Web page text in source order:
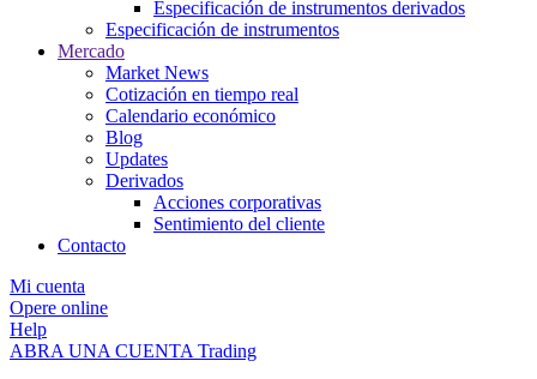
Especificación de instrumentos derivados
Especificación de instrumentos
Mercado
Market News
Cotización en tiempo real
Calendario económico
Blog
Updates
Derivados
Acciones corporativas
Sentimiento del cliente
Contacto
Mi cuenta
Opere online
Help
ABRA UNA CUENTA Trading